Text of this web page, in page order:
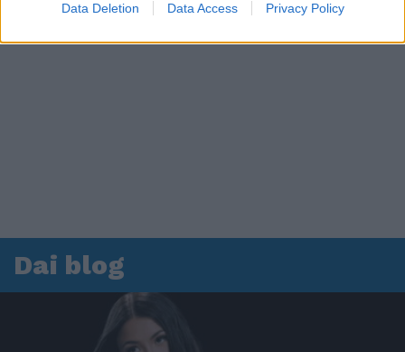
Data Deletion Data Access Privacy Policy
Dai blog